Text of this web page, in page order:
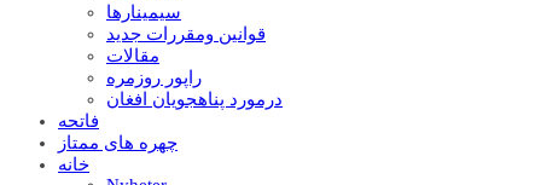
سيمينارها
قوانين ومقررات جديد
مقالات
راپور روزمره
درمورد پناهجويان افغان
فاتحه
چهره های ممتاز
خانه